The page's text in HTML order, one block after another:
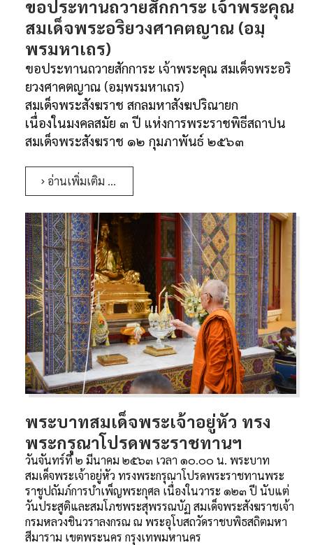
ขอประทานถวายสักการะ เจ้าพระคุณ
สมเด็จพระอริยวงศาคตญาณ (อมฺ
พรมหาเถร)
ขอประทานถวายสักการะ เจ้าพระคุณ สมเด็จพระอริ
ยวงศาคตญาณ (อมฺพรมหาเถร)
สมเด็จพระสังฆราช สกลมหาสังฆปริณายก
เนื่องในมงคลสมัย ๓ ปี แห่งการพระราชพิธีสถาปน
สมเด็จพระสังฆราช ๑๒ กุมภาพันธ์ ๒๕๖๓
อ่านเพิ่มเติม …
พระบาทสมเด็จพระเจ้าอยู่หัว ทรง
พระกรุณาโปรดพระราชทานฯ
วันจันทร์ที่ ๒ มีนาคม ๒๕๖๓ เวลา ๑๐.๐๐ น. พระบาท
สมเด็จพระเจ้าอยู่หัว ทรงพระกรุณาโปรดพระราชทานพระ
ราชูปถัมภ์การบำเพ็ญพระกุศล เนื่องในวาระ ๑๒๓ ปี นับแต่
วันประสูติและสมโภชพระสุพรรณบัฏ สมเด็จพระสังฆราชเจ้า
กรมหลวงชินวราลงกรณ ณ พระอุโบสถวัดราชบพิธสถิตมหา
สีมาราม เขตพระนคร กรุงเทพมหานคร